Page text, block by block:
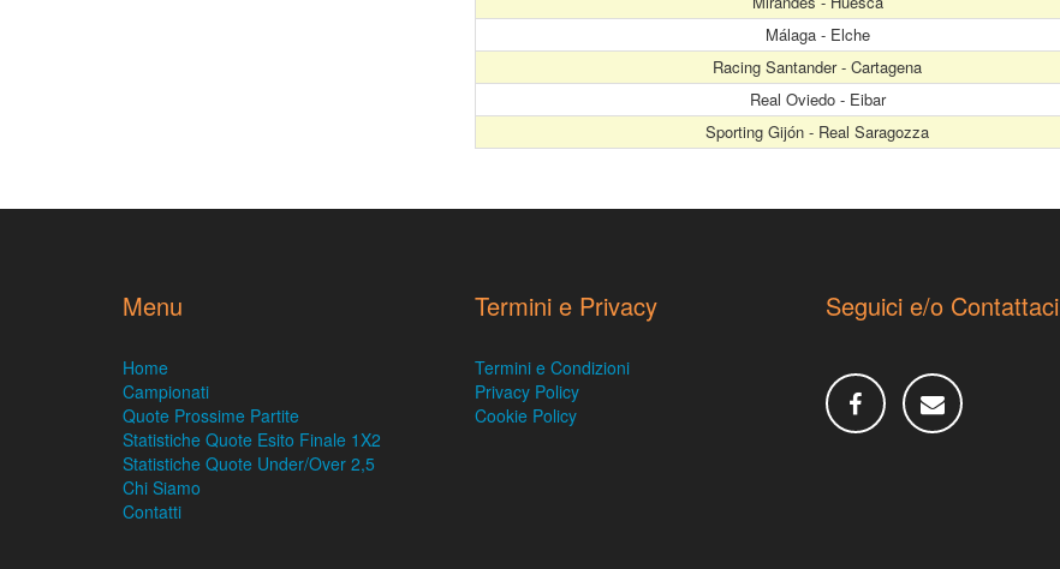
Málaga - Elche
Racing Santander - Cartagena
Real Oviedo - Eibar
Sporting Gijón - Real Saragozza
Menu
Home
Campionati
Quote Prossime Partite
Statistiche Quote Esito Finale 1X2
Statistiche Quote Under/Over 2,5
Chi Siamo
Contatti
Termini e Privacy
Termini e Condizioni
Privacy Policy
Cookie Policy
Seguici e/o Contattaci